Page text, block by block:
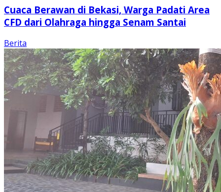
Cuaca Berawan di Bekasi, Warga Padati Area
CFD dari Olahraga hingga Senam Santai
Berita